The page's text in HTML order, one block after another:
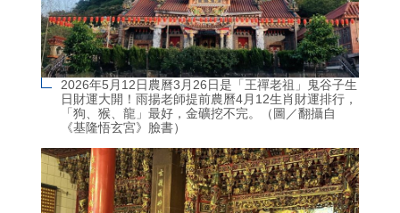
2026年5月12日農曆3月26日是「王禪老祖」鬼谷子生
日財運大開！雨揚老師提前農曆4月12生肖財運排行，
「狗、猴、龍」最好，金礦挖不完。（圖／翻攝自
《基隆悟玄宮》臉書）